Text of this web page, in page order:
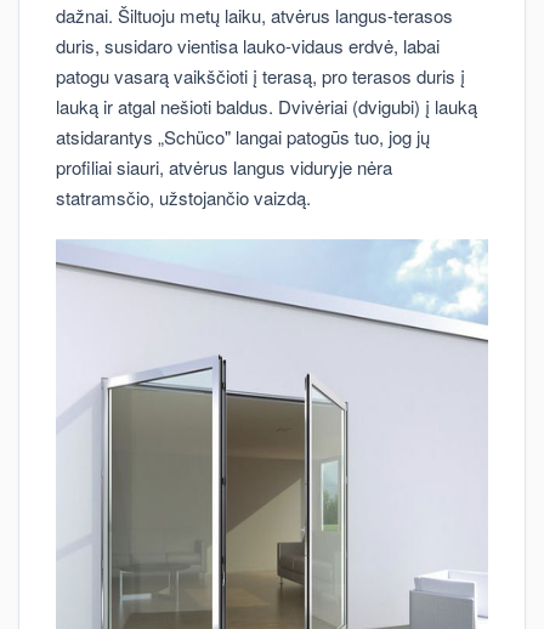
dažnai. Šiltuoju metų laiku, atvėrus langus-terasos
duris, susidaro vientisa lauko-vidaus erdvė, labai
patogu vasarą vaikščioti į terasą, pro terasos duris į
lauką ir atgal nešioti baldus. Dvivėriai (dvigubi) į lauką
atsidarantys „Schüco" langai patogūs tuo, jog jų
profiliai siauri, atvėrus langus viduryje nėra
statramsčio, užstojančio vaizdą.